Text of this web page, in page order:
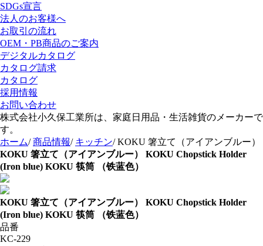
SDGs宣言
法人のお客様へ
お取引の流れ
OEM・PB商品のご案内
デジタルカタログ
カタログ請求
カタログ
採用情報
お問い合わせ
株式会社小久保工業所は、家庭日用品・生活雑貨のメーカーで
す。
ホーム/ 商品情報/ キッチン/ KOKU 箸立て（アイアンブルー）
KOKU 箸立て（アイアンブルー） KOKU Chopstick Holder
(Iron blue) KOKU 筷筒 （铁蓝色）
KOKU 箸立て（アイアンブルー） KOKU Chopstick Holder
(Iron blue) KOKU 筷筒 （铁蓝色）
品番
KC-229